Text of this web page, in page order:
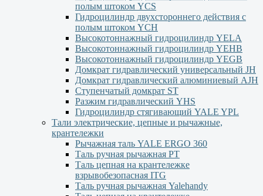
полым штоком YСS
Гидроцилиндр двухстороннего действия с
полым штоком YСН
Высокотоннажный гидроцилиндр YELA
Высокотоннажный гидроцилиндр YEHВ
Высокотоннажный гидроцилиндр YEGВ
Домкрат гидравлический универсальный JH
Домкрат гидравлический алюминиевый АJH
Ступенчатый домкрат ST
Разжим гидравлический YHS
Гидроцилиндр стягивающий YALE YPL
Тали электрические, цепные и рычажные,
крантележки
Рычажная таль YALE ERGO 360
Таль ручная рычажная PT
Таль цепная на крантележке
взрывобезопасная ITG
Таль ручная рычажная Yalehandy